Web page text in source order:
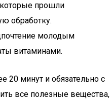
прошли
обработку.
молодым
витаминами.
20 минут и обязательно с
все полезные вещества,